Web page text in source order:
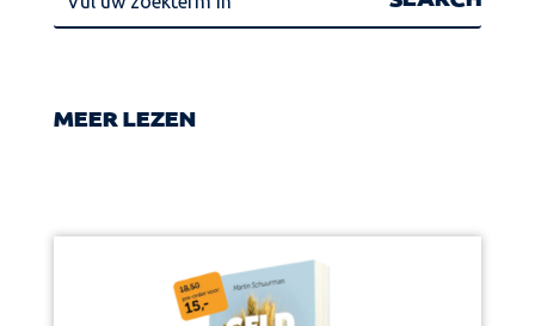
MEER LEZEN